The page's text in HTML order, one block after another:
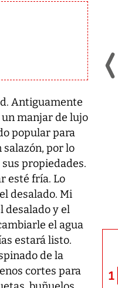
Antiguamente
un manjar de lujo
popular para
por lo
propiedades.
esté fría. Lo
desalado. Mi
desalado y el
el agua
estará listo.
de la
cortes para
1